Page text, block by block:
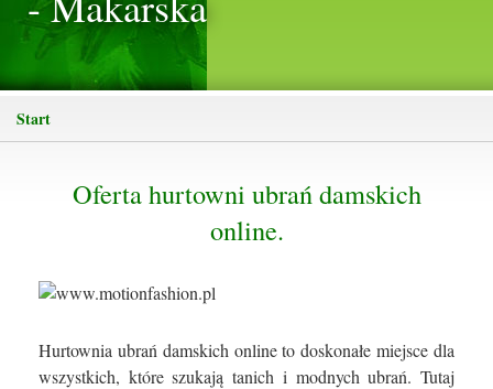
Start
Oferta hurtowni ubrań damskich
online.
Hurtownia ubrań damskich online to doskonałe miejsce dla
wszystkich, które szukają tanich i modnych ubrań. Tutaj